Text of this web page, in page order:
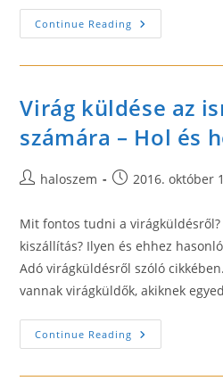
Continue Reading Virágküldés?
Itt
Virág küldése az
számára – Hol és
Posthaloszem
Post2016. október
Mit fontos tudni a
kiszállítás? Ilyen és ehhez
Adó virágküldésről szóló
vannak virágküldők, akiknek
Continue Reading Virág
Küldése
Ismerősök